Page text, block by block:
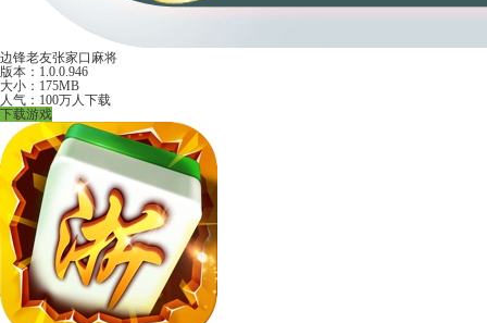
边锋老友张家口麻将
版本：1.0.0.946
大小：175MB
人气：100万人下载
下载游戏